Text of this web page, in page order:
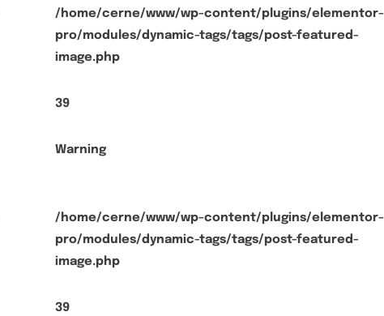
/home/cerne/www/wp-content/plugins/elementor-
pro/modules/dynamic-tags/tags/post-featured-
image.php
39
Warning
/home/cerne/www/wp-content/plugins/elementor-
pro/modules/dynamic-tags/tags/post-featured-
image.php
39